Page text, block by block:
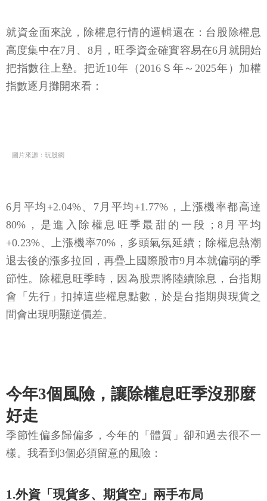
就資金面來說，除權息行情的邏輯還在：台股除權息
高度集中在7月、8月，旺季資金確實容易在6月就開始
把指數往上墊。把近10年（2016Ｓ年～2025年）加權
指數逐月攤開來看：
圖片來源：玩股網
6月平均+2.04%、7月平均+1.77%，上漲機率都高達
80%，是進入除權息旺季最甜的一段；8月平均
+0.23%、上漲機率70%，多頭氣氛延續；除權息熱潮
退去後的漲多拉回，再疊上國際股市9月本就偏弱的季
節性。除權息旺季時，因為股票將陸續除息，台指期
會「先行」扣掉這些權息點數，於是台指期與現貨之
間會出現明顯逆價差。
今年3個風險，讓除權息旺季沒那麼
好走
季節性偏多歸偏多，今年的「體質」卻和過去很不一
樣。我看到3個必須留意的風險：
1.外資「現貨多、期貨空」兩手布局